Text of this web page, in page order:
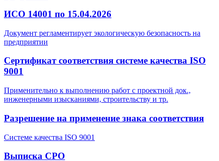
ИСО 14001 по 15.04.2026
Документ регламентирует экологическую безопасность на
предприятии
Сертификат соответствия системе качества ISO
9001
Применительно к выполнению работ с проектной док.,
инженерными изысканиями, строительству и тр.
Разрешение на применение знака соответствия
Системе качества ISO 9001
Выписка СРО